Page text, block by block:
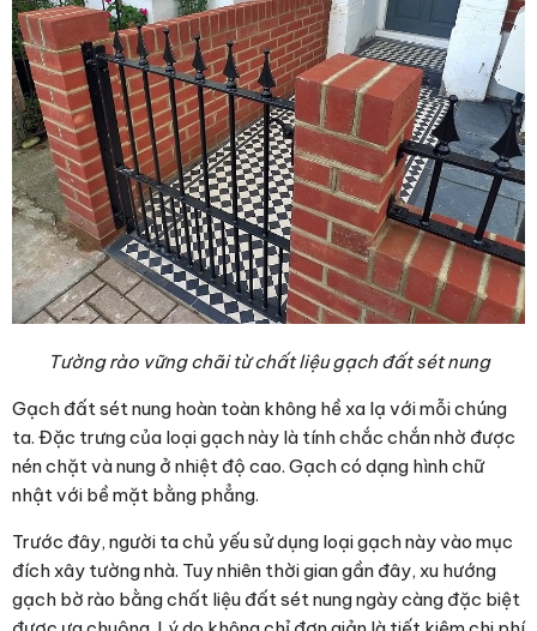
Tường rào vững chãi từ chất liệu gạch đất sét nung
Gạch đất sét nung hoàn toàn không hề xa lạ với mỗi chúng
ta. Đặc trưng của loại gạch này là tính chắc chắn nhờ được
nén chặt và nung ở nhiệt độ cao. Gạch có dạng hình chữ
nhật với bề mặt bằng phẳng.
Trước đây, người ta chủ yếu sử dụng loại gạch này vào mục
đích xây tường nhà. Tuy nhiên thời gian gần đây, xu hướng
gạch bờ rào bằng chất liệu đất sét nung ngày càng đặc biệt